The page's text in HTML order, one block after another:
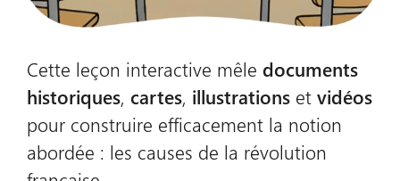
Cette leçon interactive mêle documents
historiques, cartes, illustrations et vidéos
pour construire efficacement la notion
abordée : les causes de la révolution